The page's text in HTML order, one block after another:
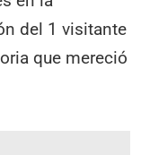
del 1 visitante
que mereció